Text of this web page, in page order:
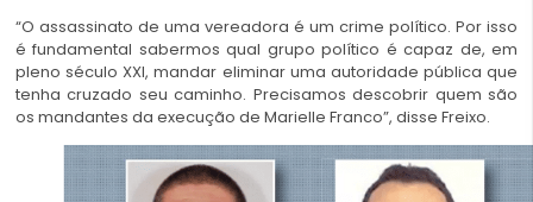
“O assassinato de uma vereadora é um crime político. Por isso
é fundamental sabermos qual grupo político é capaz de, em
pleno século XXI, mandar eliminar uma autoridade pública que
tenha cruzado seu caminho. Precisamos descobrir quem são
os mandantes da execução de Marielle Franco”, disse Freixo.